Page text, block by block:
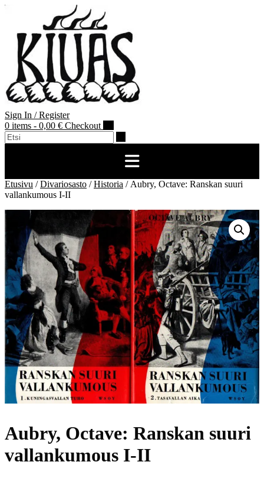
Skip
content
Sign In / Register
0 items - 0,00 € Checkout
Etusivu /Divariosasto /Historia / Aubry, Octave: Ranskan suuri
vallankumous I-II
Aubry, Octave: Ranskan suuri
vallankumous I-II